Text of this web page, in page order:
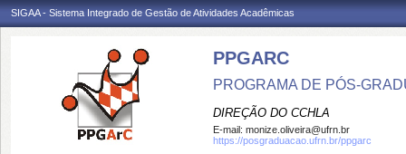
SIGAA - Sistema Integrado de Gestão de Atividades Acadêmicas
PPGARC
PROGRAMA DE PÓS-
DIREÇÃO DO CCHLA
E-mail: monize.oliveira@ufrn.br
https://posgraduacao.ufrn.br/ppgarc